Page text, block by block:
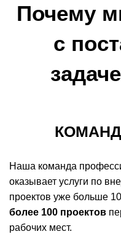
Почему
с
Наша команда
оказывает услуги по
проектов уже больше
более 100 проектов
рабочих мест.